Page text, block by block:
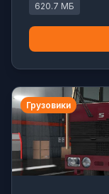
620.7 МБ
Грузовики